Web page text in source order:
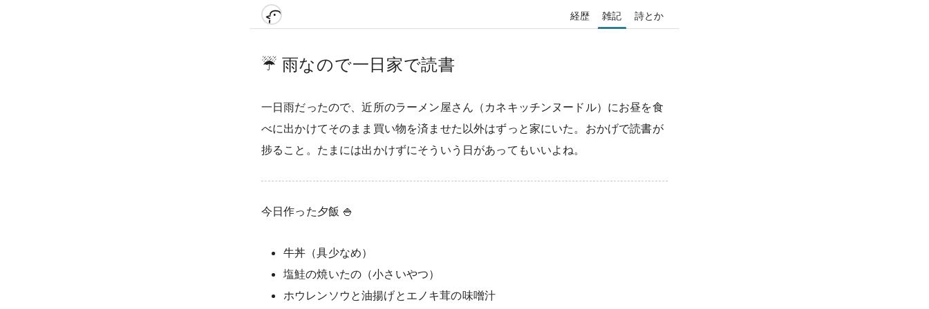
経歴 雑記 詩とか
☔️ 雨なので一日家で読書
一日雨だったので、近所のラーメン屋さん（カネキッチンヌードル）にお昼を食
べに出かけてそのまま買い物を済ませた以外はずっと家にいた。おかげで読書が
捗ること。たまには出かけずにそういう日があってもいいよね。
今日作った夕飯 🍚
牛丼（具少なめ）
塩鮭の焼いたの（小さいやつ）
ホウレンソウと油揚げとエノキ茸の味噌汁